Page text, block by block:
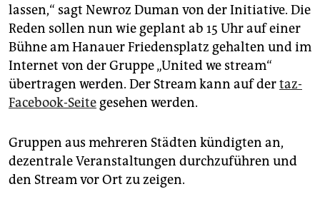
lassen,“ sagt Newroz Duman von der Initiative. Die
Reden sollen nun wie geplant ab 15 Uhr auf einer
Bühne am Hanauer Friedensplatz gehalten und im
Internet von der Gruppe „United we stream“
übertragen werden. Der Stream kann auf dertaz-
Facebook-Seite gesehen werden.
Gruppen aus mehreren Städten kündigten an,
dezentrale Veranstaltungen durchzuführen und
den Stream vor Ort zu zeigen.